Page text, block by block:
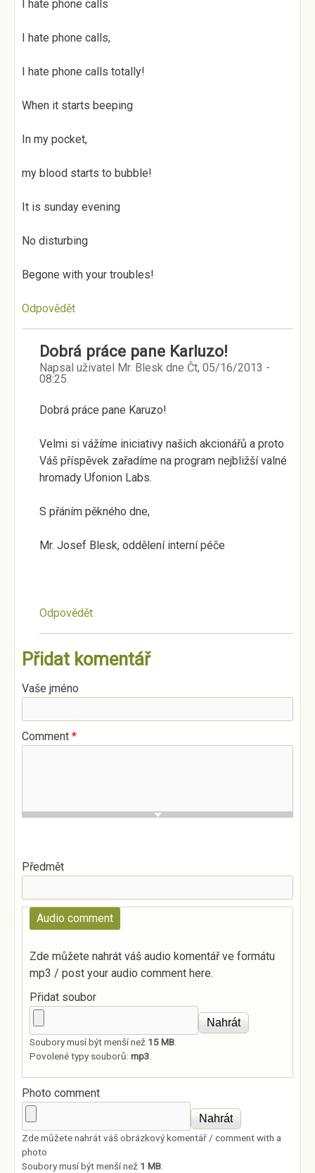
I hate phone calls
I hate phone calls,
I hate phone calls totally!
When it starts beeping
In my pocket,
my blood starts to bubble!
It is sunday evening
No disturbing
Begone with your troubles!
Odpovědět
Dobrá práce pane Karluzo!
Napsal uživatel Mr. Blesk dne Čt, 05/16/2013 -
08:25.
Dobrá práce pane Karuzo!
Velmi si vážíme iniciativy našich akcionářů a proto
Váš příspěvek zařadíme na program nejbližší valné
hromady Ufonion Labs.
S přáním pěkného dne,
Mr. Josef Blesk, oddělení interní péče
Odpovědět
Přidat komentář
Vaše jméno
Comment *
Předmět
Audio comment
Zde můžete nahrát váš audio komentář ve formátu
mp3 / post your audio comment here.
Přidat soubor
Soubory musí být menší než 15 MB
Povolené typy souborů: mp3
Photo comment
Zde můžete nahrát váš obrázkový komentář / comment with a
photo
Soubory musí být menší než 1 MB